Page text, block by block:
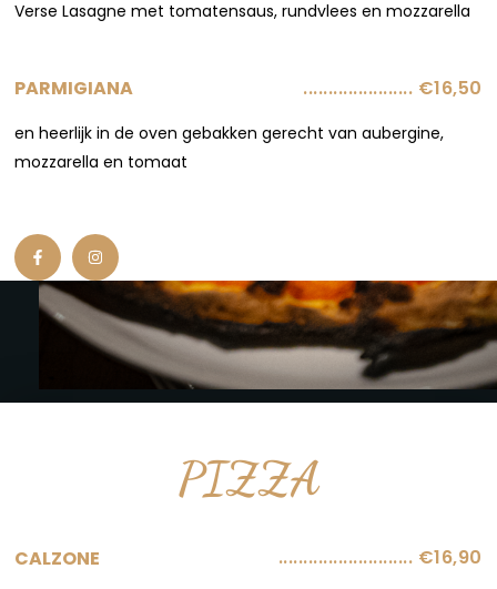
Verse Lasagne met tomatensaus, rundvlees en mozzarella
PARMIGIANA ...................... €16,50
en heerlijk in de oven gebakken gerecht van aubergine,
mozzarella en tomaat
PIZZA
CALZONE ........................... €16,90